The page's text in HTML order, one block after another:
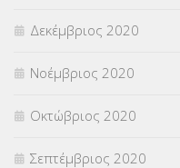
Δεκέμβριος 2020
Νοέμβριος 2020
Οκτώβριος 2020
Σεπτέμβριος 2020